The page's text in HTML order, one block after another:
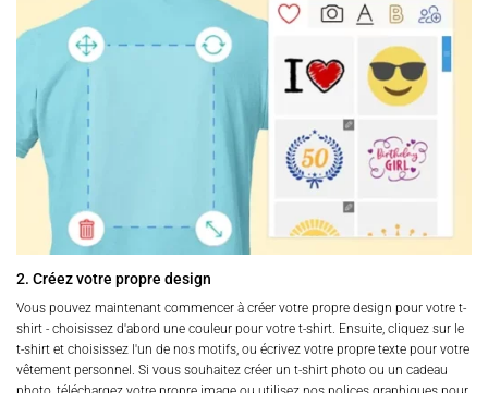
2. Créez votre propre design
Vous pouvez maintenant commencer à créer votre propre design pour votre t-
shirt - choisissez d'abord une couleur pour votre t-shirt. Ensuite, cliquez sur le
t-shirt et choisissez l'un de nos motifs, ou écrivez votre propre texte pour votre
vêtement personnel. Si vous souhaitez créer un t-shirt photo ou un cadeau